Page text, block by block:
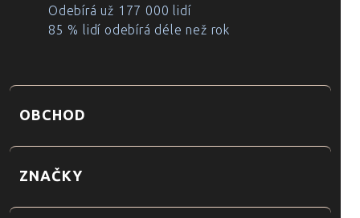
Odebírá už 177 000 lidí
85 % lidí odebírá déle než rok
OBCHOD
ZNAČKY